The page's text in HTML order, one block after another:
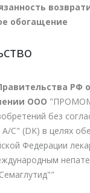
обогащение
РФ
ООО
без
(DK) в целях
Федерации